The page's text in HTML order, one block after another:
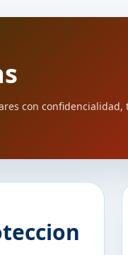
con confidencialidad,